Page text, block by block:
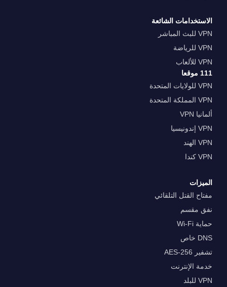
الاستخدامات الشائعة
VPN للبث المباشر
VPN للرياضة
VPN للألعاب
111 موقعا
VPN للولايات المتحدة
VPN المملكة المتحدة
ألمانيا VPN
VPN إندونيسيا
VPN الهند
VPN كندا
الميزات
مفتاح القتل التلقائي
نفق مقسم
حماية Wi-Fi
DNS خاص
تشفير AES-256
خدمة الإنترنت
VPN للبلد